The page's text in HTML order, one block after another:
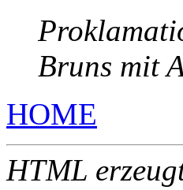
Bruns mit
HOME
HTML